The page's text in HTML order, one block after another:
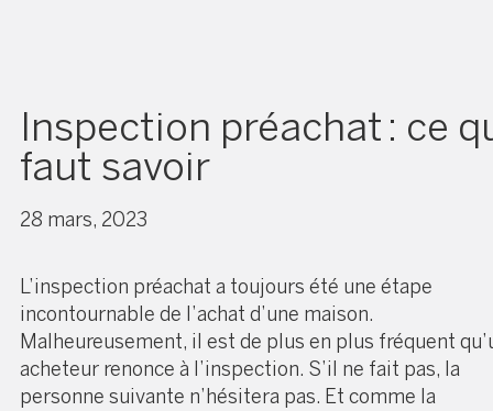
Inspection préachat : ce
faut savoir
28 mars, 2023
L’inspection préachat a toujours été une étape
incontournable de l’achat d’une maison.
Malheureusement, il est de plus en plus fréquent
acheteur renonce à l’inspection. S’il ne fait pas, la
personne suivante n’hésitera pas. Et comme la